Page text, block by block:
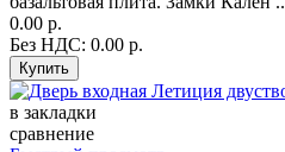
0.00 р.
Без НДС: 0.00 р.
в закладки
сравнение